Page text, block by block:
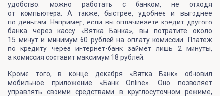
удобство: можно работать с банком, не отходя
от компьютера. А также, быстрее, удобнее и выгоднее
по деньгам. Например, если вы оплачиваете кредит другого
банка через кассу «Вятка Банка», вы потратите около
15 минут и минимум 60 рублей на оплату комиссии. Платеж
по кредиту через интернет-банк займет лишь 2 минуты,
а комиссия составит максимум 18 рублей.
Кроме того, в конце декабря «Вятка Банк» обновил
мобильное приложение «Банк Online». Оно позволяет
управлять своими средствами в круглосуточном режиме,